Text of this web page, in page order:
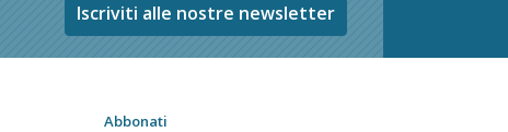
Iscriviti alle nostre newsletter
Abbonati